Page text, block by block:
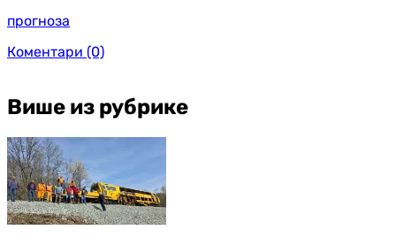
прогноза
Коментари (0)
Више из рубрике